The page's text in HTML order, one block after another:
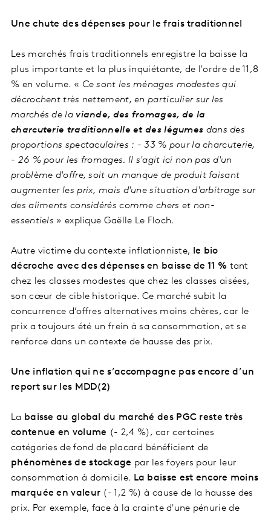
Une chute des dépenses pour le frais traditionnel
Les marchés frais traditionnels enregistre la baisse la
plus importante et la plus inquiétante, de l'ordre de 11,8
% en volume. « Ce sont les ménages modestes qui
décrochent très nettement, en particulier sur les
marchés de la viande, des fromages, de la
charcuterie traditionnelle et des légumes dans des
proportions spectaculaires : - 33 % pour la charcuterie,
- 26 % pour les fromages. Il s'agit ici non pas d'un
problème d'offre, soit un manque de produit faisant
augmenter les prix, mais d'une situation d'arbitrage sur
des aliments considérés comme chers et non-
essentiels » explique Gaëlle Le Floch.
Autre victime du contexte inflationniste,
le bio
décroche avec des dépenses en baisse de 11 % tant
chez les classes modestes que chez les classes aisées,
son cœur de cible historique. Ce marché subit la
concurrence d’offres alternatives moins chères, car le
prix a toujours été un frein à sa consommation, et se
renforce dans un contexte de hausse des prix.
Une inflation qui ne s’accompagne pas encore d’un
report sur les MDD(2)
La baisse au global du marché des PGC reste très
contenue en volume (- 2,4 %), car certaines
catégories de fond de placard bénéficient de
phénomènes de stockage par les foyers pour leur
consommation à domicile. La baisse est encore moins
marquée en valeur (- 1,2 %) à cause de la hausse des
prix. Par exemple, face à la crainte d'une pénurie de